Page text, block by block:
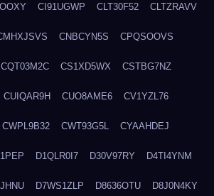
CI91UGWP CLT30F52 CLTZRAVV
CNBCYN5S CPQSOOVS
CQT03M2C CS1XD5WX CSTBG7NZ
CUIQAR9H CUO8AME6 CV1YZL76
CWPL9B32 CWT93G5L CYAAHDEJ
D1QLR0I7 D30V97RY D4TI4YNM
D7WS1ZLP D8636OTU D8J0N4KY